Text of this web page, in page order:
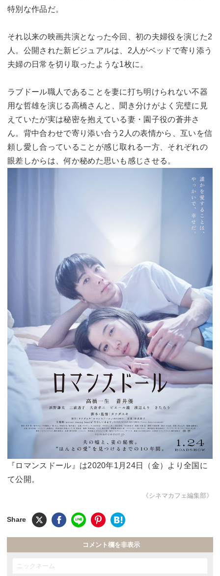
特別な作品だ。
それ以来の映画共演となった今回、初の夫婦役を演じた2
人。公開された新ビジュアルは、2人がベッドで寄り添う
夫婦の日常を切り取ったような1枚に。
ラブドール職人であることを妻に打ち明けられない不器
用な哲雄を演じる高橋さんと、聞き分けがよく完璧に見
えていたが実は秘密を抱えている妻・園子役の蒼井さ
ん。背中合わせで寄り添い合う2人の表情から、互いを信
頼し愛し合っていることが感じ取れる一方、それぞれの
眼差しからは、何か秘めた思いも感じさせる。
『ロマンスドール』は2020年1月24日（金）より全国に
て公開。
《シネマカフェ編集部》
コメント欄を非表示